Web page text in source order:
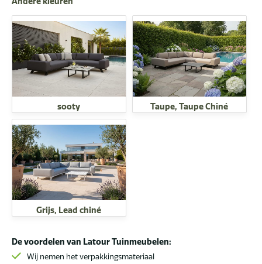
sooty Taupe, Taupe Chiné
Grijs, Lead chiné
De voordelen van Latour Tuinmeubelen:
Wij nemen het verpakkingsmateriaal